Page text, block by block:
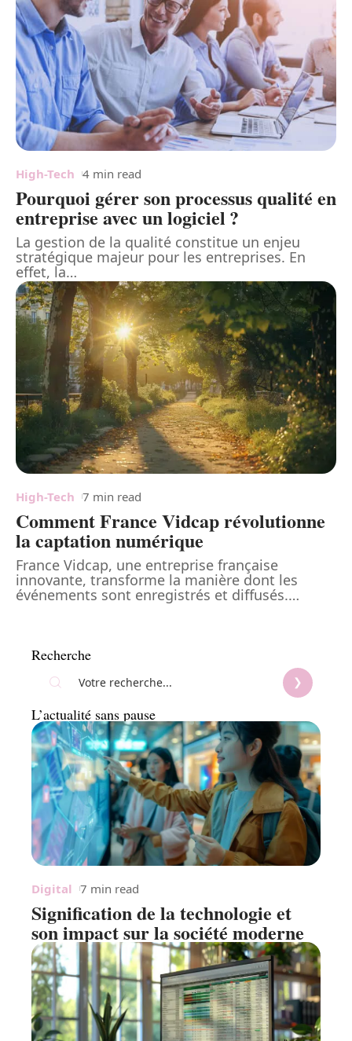
High-Tech 4 min read
Pourquoi gérer son processus qualité en
entreprise avec un logiciel ?
La gestion de la qualité constitue un enjeu
stratégique majeur pour les entreprises. En
effet, la…
High-Tech 7 min read
Comment France Vidcap révolutionne
la captation numérique
France Vidcap, une entreprise française
innovante, transforme la manière dont les
événements sont enregistrés et diffusés.…
Recherche
L’actualité sans pause
Digital 7 min read
Signification de la technologie et
son impact sur la société moderne